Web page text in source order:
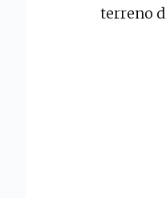
terreno